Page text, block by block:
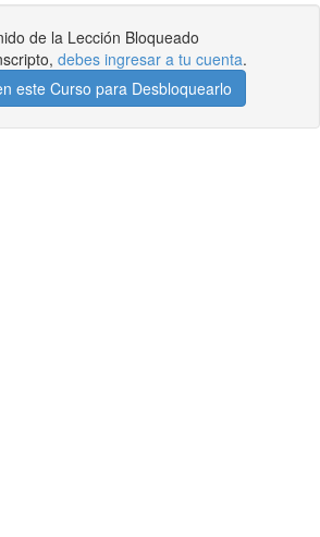
de la Lección Bloqueado
debes ingresar a tu cuenta.
este Curso para Desbloquearlo